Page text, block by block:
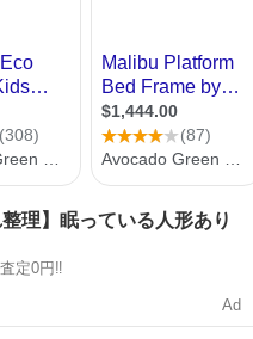
整理】眠っている人形あり
定0円‼️
Ad